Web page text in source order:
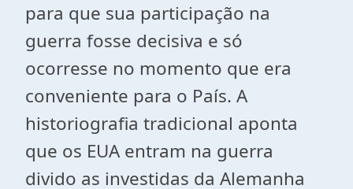
para que sua participação na
guerra fosse decisiva e só
ocorresse no momento que era
conveniente para o País. A
historiografia tradicional aponta
que os EUA entram na guerra
divido as investidas da Alemanha